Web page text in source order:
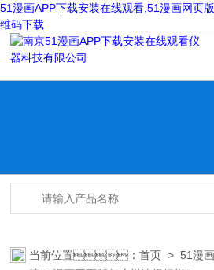
51漫画APP下载安装在线观看,51漫画网页
维码下载
当前位置：首页 >51漫